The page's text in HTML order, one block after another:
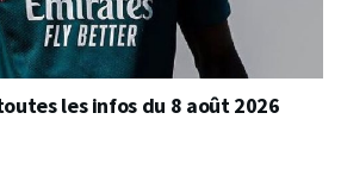
les infos du 8 août 2026